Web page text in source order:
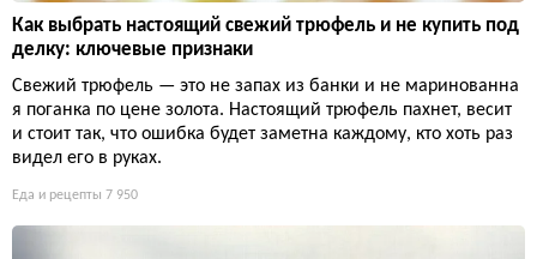
Как выбрать настоящий свежий трюфель и не купить под
делку: ключевые признаки
Свежий трюфель — это не запах из банки и не маринованна
я поганка по цене золота. Настоящий трюфель пахнет, весит
и стоит так, что ошибка будет заметна каждому, кто хоть раз
видел его в руках.
Еда и рецепты 7 950